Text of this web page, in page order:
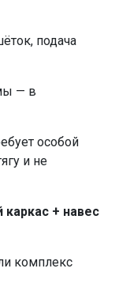
подача
— в
особой
и не
каркас + навес
комплекс